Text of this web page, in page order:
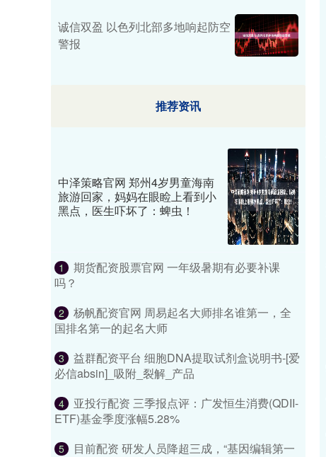
诚信双盈 以色列北部多地响起防空
警报
推荐资讯
中泽策略官网 郑州4岁男童海南
旅游回家，妈妈在眼睑上看到小
黑点，医生吓坏了：蜱虫！
1
期货配资股票官网 一年级暑期有必要补课
吗？
2
杨帆配资官网 周易起名大师排名谁第一，全
国排名第一的起名大师
3
益群配资平台 细胞DNA提取试剂盒说明书-[爱
必信absin]_吸附_裂解_产品
4
亚投行配资 三季报点评：广发恒生消费(QDII-
ETF)基金季度涨幅5.28%
5
目前配资 研发人员降超三成，“基因编辑第一